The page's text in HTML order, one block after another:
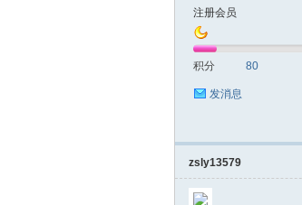
论
注册会员
积分 80
发消息
zsly13579